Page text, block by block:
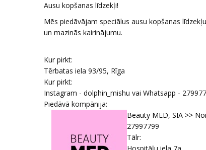
Ausu kopšanas līdzekļi!
Mēs piedāvājam speciālus ausu kopšanas
un mazinās kairinājumu.
Kur pirkt:
Tērbatas iela 93/95, Rīga
Kur pirkt:
Instagram - dolphin_mishu vai Whatsapp -
Piedāvā kompānija:
Beauty MED, SIA >>
27997799
Tālr: